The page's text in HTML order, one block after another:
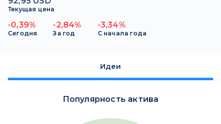
Текущая цена
-0,39%
Сегодня
-2,84%
За год
-3,34%
С начала года
Идеи
Популярность актива